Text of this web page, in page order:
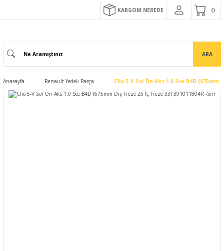
KARGOM NEREDE
ARA
Anasayfa Renault Yedek Parça Clio 5-V Sol Ön Aks 1.0 Sce B4D (675mm